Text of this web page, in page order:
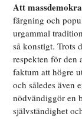
Att
färgning och
urgammal
så konstigt. Trots
respekten för den
faktum att högre
och således även
nödvändiggör en
självständighet